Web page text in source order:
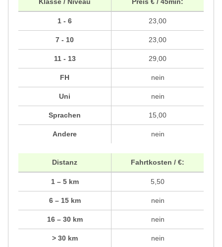
1 - 6
7 - 10
11 - 13
FH
Uni
Sprachen
Andere
23,00
23,00
29,00
nein
nein
15,00
nein
Distanz
1 – 5 km
6 – 15 km
16 – 30 km
> 30 km
Fahrtkosten / €:
5,50
nein
nein
nein